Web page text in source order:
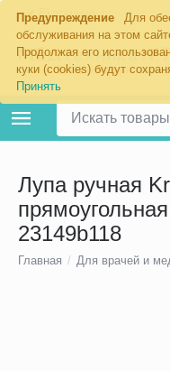
Предупреждение
Для
обслуживания на этом
Продолжая его
куки (cookies) будут
Принять
Екатеринбург
Лупа ручная
23149b118
Главная / Для врачей и